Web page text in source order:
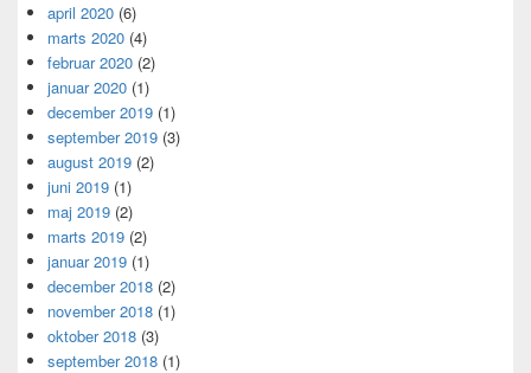
april 2020 (6)
marts 2020 (4)
februar 2020 (2)
januar 2020 (1)
december 2019 (1)
september 2019 (3)
august 2019 (2)
juni 2019 (1)
maj 2019 (2)
marts 2019 (2)
januar 2019 (1)
december 2018 (2)
november 2018 (1)
oktober 2018 (3)
september 2018 (1)